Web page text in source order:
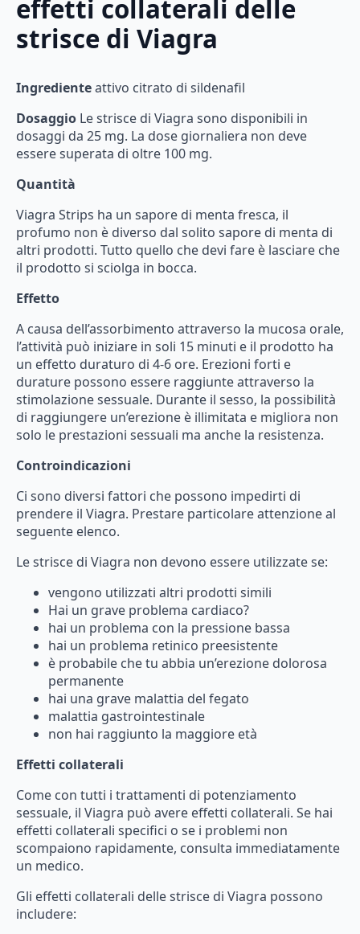
effetti collaterali delle
strisce di Viagra
Ingredienteattivo citrato di sildenafil
Dosaggio Lestrisce di Viagra sono disponibili in
dosaggi da 25 mg. La dose giornaliera non deve
esseresuperata di oltre 100 mg.
Quantità
Viagra Strips ha un sapore di menta fresca, il
profumo non è diverso dal solito sapore di menta di
altri prodotti. Tutto quello che devi fare è lasciare che
il prodotto si sciolga in bocca.
Effetto
A causa dell’assorbimento attraverso la mucosa orale,
l’attività può iniziare in soli 15 minuti e il prodotto ha
un effetto duraturo di 4-6 ore. Erezioni forti e
durature possono essere raggiunteattraverso la
stimolazionesessuale. Durante il sesso, la possibilità
di raggiungere un’erezione è illimitata e migliora non
solo le prestazioni sessuali ma anche la resistenza.
Controindicazioni
Ci sono diversi fattori che possono impedirti di
prendere il Viagra. Prestare particolareattenzioneal
seguente elenco.
Lestrisce di Viagra non devono essere utilizzatese:
vengono utilizzati altri prodotti simili
Hai un grave problema cardiaco?
hai un problema con la pressione bassa
hai un problema retinico preesistente
è probabile chetu abbia un’erezione dolorosa
permanente
hai una grave malattia del fegato
malattia gastrointestinale
non hai raggiunto la maggiore età
Effetti collaterali
Come con tutti i trattamenti di potenziamento
sessuale, il Viagra può avere effetti collaterali. Se hai
effetti collaterali specifici o se i problemi non
scompaiono rapidamente, consulta immediatamente
un medico.
Gli effetti collaterali dellestrisce di Viagra possono
includere: